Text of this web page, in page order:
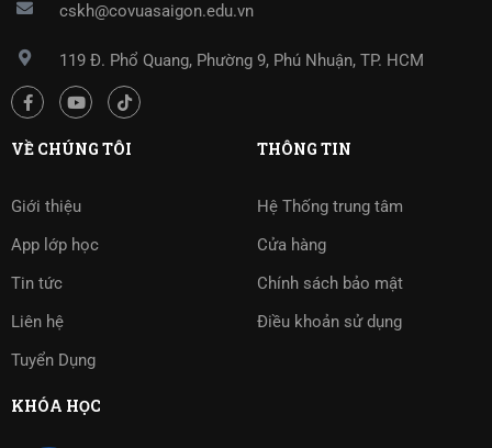
cskh@covuasaigon.edu.vn
119 Đ. Phổ Quang, Phường 9, Phú Nhuận, TP. HCM
VỀ CHÚNG TÔI
Giới thiệu
App lớp học
Tin tức
Liên hệ
Tuyển Dụng
THÔNG TIN
Hệ Thống trung tâm
Cửa hàng
Chính sách bảo mật
Điều khoản sử dụng
KHÓA HỌC